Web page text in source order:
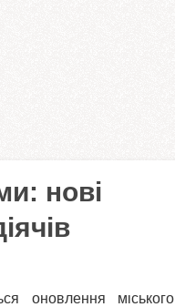
нові
оновлення міського